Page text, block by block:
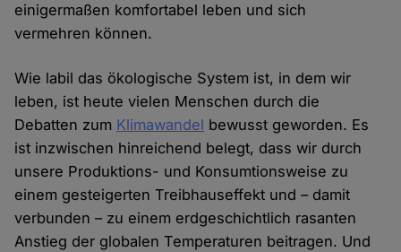
einigermaßen komfortabel leben und sich
vermehren können.
Wie labil das ökologische System ist, in dem wir
leben, ist heute vielen Menschen durch die
Debatten zum Klimawandel bewusst geworden. Es
ist inzwischen hinreichend belegt, dass wir durch
unsere Produktions- und Konsumtionsweise zu
einem gesteigerten Treibhauseffekt und – damit
verbunden – zu einem erdgeschichtlich rasanten
Anstieg der globalen Temperaturen beitragen. Und